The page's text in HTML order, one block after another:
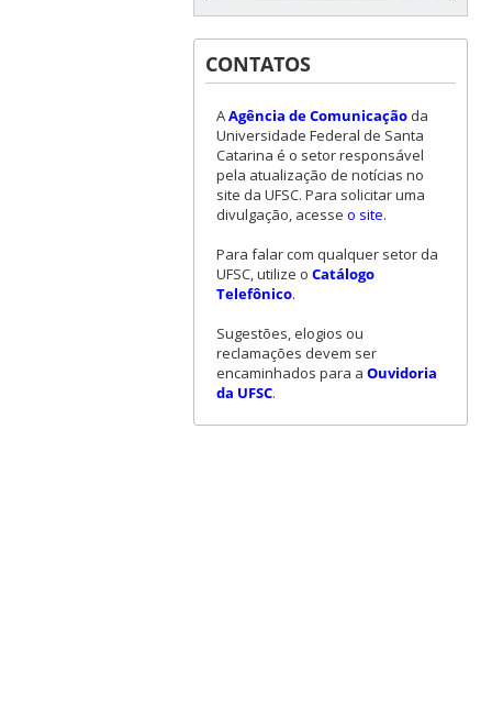
CONTATOS
AAgência de Comunicaçãoda
Universidade Federal de Santa
Catarina é o setor responsável
pela atualização de notícias no
site da UFSC. Para solicitar uma
divulgação, acesse o site.
Para falar com qualquer setor da
UFSC, utilize o Catálogo
Telefônico.
Sugestões, elogios ou
reclamações devem ser
encaminhados para a Ouvidoria
da UFSC.